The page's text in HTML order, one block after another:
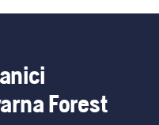
pomoći
održavanju
zelenih
Forest